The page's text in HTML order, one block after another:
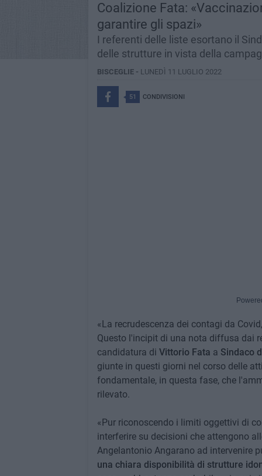
Coalizione Fata:
garantire gli spazi»
I referenti delle liste esortano il
delle strutture in vista della
BISCEGLIE - LUNEDÌ 11 LUGLIO 2022
51 CONDIVISIONI
«La recrudescenza dei contagi da
Questo l'incipit di una nota diffusa dai
candidatura di Vittorio Fata a Sindaco
giunte in questi giorni nel corso delle
fondamentale, in questa fase, che
rilevato.
«Pur riconoscendo i limiti oggettivi di
interferire su decisioni che attengono
Angelantonio Angarano ad intervenire
una chiara disponibilità di strutture